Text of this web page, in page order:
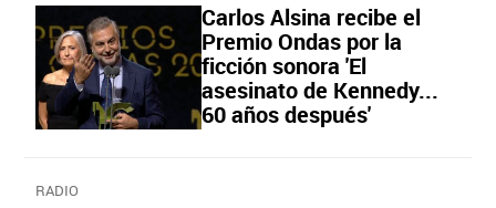
Carlos Alsina recibe el
Premio Ondas por la
ficción sonora 'El
asesinato de Kennedy...
60 años después'
RADIO